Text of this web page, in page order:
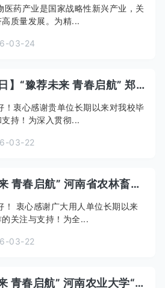
医药产业是国家战略性新兴产业，关
质量发展。为精...
03-24
【2026年4月13日】“豫荐未来 青春启航” 郑州理工职业学院2026届医学护理类毕业生 春季专场就业双选会
！衷心感谢贵单位长期以来对我校毕
持！为深入贯彻...
03-22
3月26日“豫荐未来 青春启航” 河南省农林畜牧类分市场2026届毕业生春季攻坚行动双选会
！ 衷心感谢广大用人单位长期以来
关注与支持！为全...
03-22
3月27日“豫荐未来 青春启航” 河南农业大学“宏志助航”计划2026届毕业生 春季攻坚行动双选会